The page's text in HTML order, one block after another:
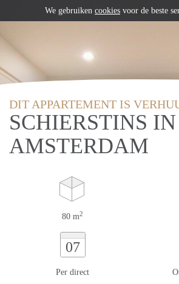
DIT APPARTEMENT IS
SCHIERSTINS IN
AMSTERDAM
80 m2
07
Per direct
We gebruiken cookies voor de beste